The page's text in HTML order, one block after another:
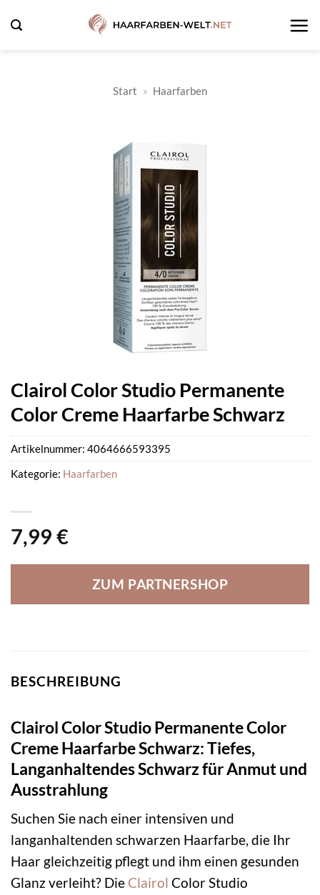
Inhalt
Start » Haarfarben
Clairol Color Studio Permanente
Color Creme Haarfarbe Schwarz
7,99 €
ZUM PARTNERSHOP
Artikelnummer: 4064666593395
Kategorie: Haarfarben
BESCHREIBUNG
Clairol Color Studio Permanente Color
Creme Haarfarbe Schwarz: Tiefes,
Langanhaltendes Schwarz für Anmut und
Ausstrahlung
Suchen Sie nach einer intensiven und
langanhaltenden schwarzen Haarfarbe, die Ihr
Haar gleichzeitig pflegt und ihm einen gesunden
Glanz verleiht? Die Clairol Color Studio